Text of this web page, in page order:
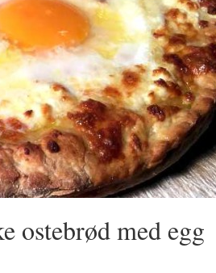
ostebrød med egg